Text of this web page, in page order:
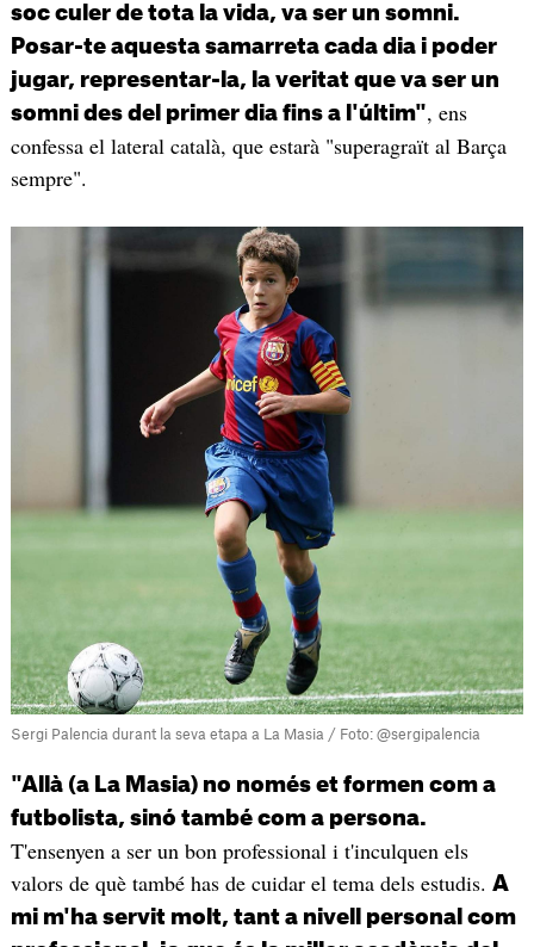
soc culer de tota la vida, va ser un somni.
Posar-te aquesta samarreta cada dia i poder
jugar, representar-la, la veritat que va ser un
somni des del primer dia fins a l'últim", ens
confessa el lateral català, que estarà "superagraït al Barça
sempre".
Sergi Palencia durant la seva etapa a La Masia / Foto: @sergipalencia
"Allà (a La Masia) no només et formen com a
futbolista, sinó també com a persona.
T'ensenyen a ser un bon professional i t'inculquen els
valors de què també has de cuidar el tema dels estudis. A
mi m'ha servit molt, tant a nivell personal com